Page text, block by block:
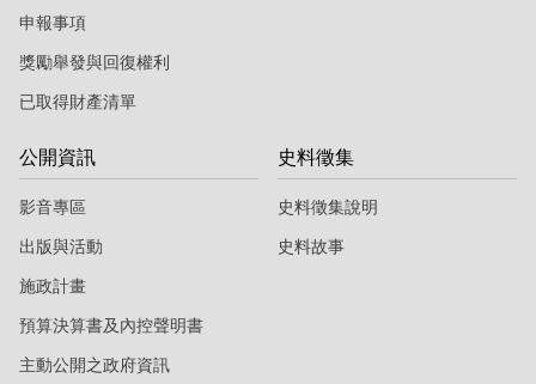
申報事項
獎勵舉發與回復權利
已取得財產清單
公開資訊
影音專區
出版與活動
施政計畫
預算決算書及內控聲明書
主動公開之政府資訊
史料徵集
史料徵集說明
史料故事